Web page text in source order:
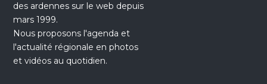
des ardennes sur le web depuis
mars 1999.
Nous proposons l'agenda et
l'actualité régionale en photos
et vidéos au quotidien.